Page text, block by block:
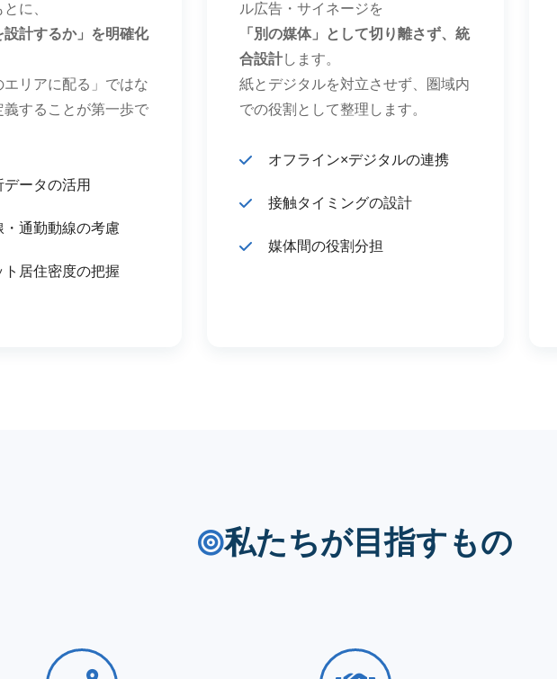
に、
設計するか」を明確化
リアに配る」ではな
義することが第一歩で
ータの活用
・通勤動線の考慮
ト居住密度の把握
ル広告・サイネージを
「別の媒体」として切り離さず、統
合設計します。
紙とデジタルを対立させず、圏域内
での役割として整理します。
オフライン×デジタルの連携
接触タイミングの設計
媒体間の役割分担
私たちが目指すもの